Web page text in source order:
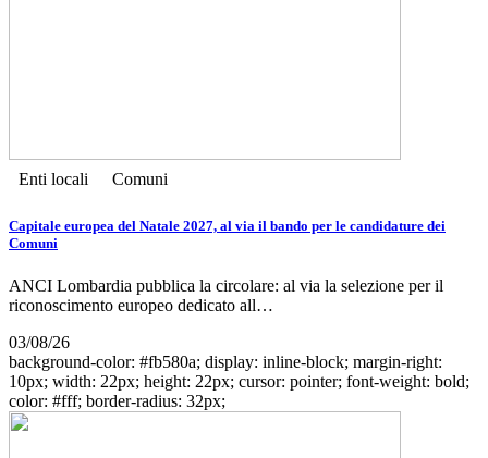
Enti locali Comuni
Capitale europea del Natale 2027, al via il bando per le candidature dei
Comuni
ANCI Lombardia pubblica la circolare: al via la selezione per il
riconoscimento europeo dedicato all…
03/08/26
background-color: #fb580a; display: inline-block; margin-right:
10px; width: 22px; height: 22px; cursor: pointer; font-weight: bold;
color: #fff; border-radius: 32px;